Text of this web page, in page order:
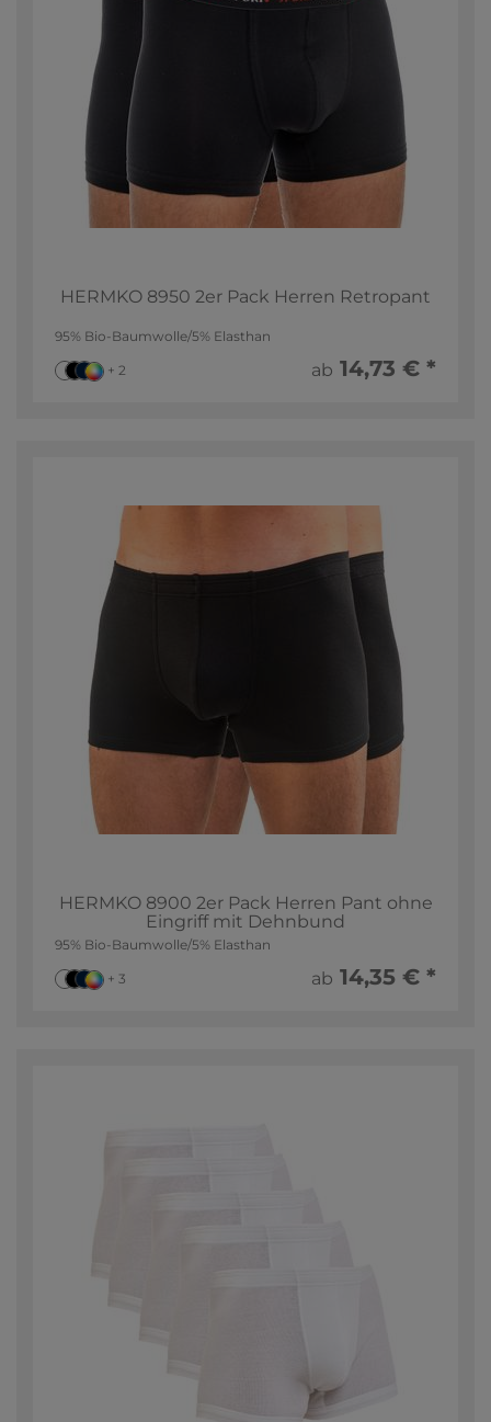
HERMKO 8950 2er Pack Herren Retropant
95% Bio-Baumwolle/5% Elasthan
+ 2 ab 14,73 € *
HERMKO 8900 2er Pack Herren Pant ohne
Eingriff mit Dehnbund
95% Bio-Baumwolle/5% Elasthan
+ 3 ab 14,35 € *